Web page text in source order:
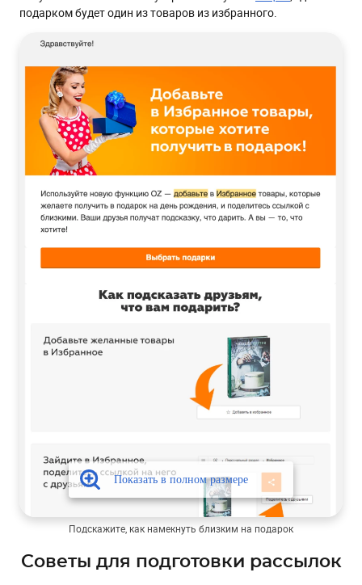
подарком будет один из товаров из избранного.
Подскажите, как намекнуть близким на подарок
Советы для подготовки рассылок